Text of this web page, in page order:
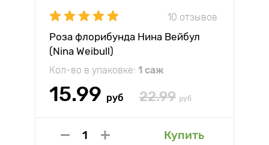
10 отзывов
Роза флорибунда Нина Вейбул
(Nina Weibull)
Кол-во в упаковке: 1 саж
15.99 руб 22.99 руб
Купить